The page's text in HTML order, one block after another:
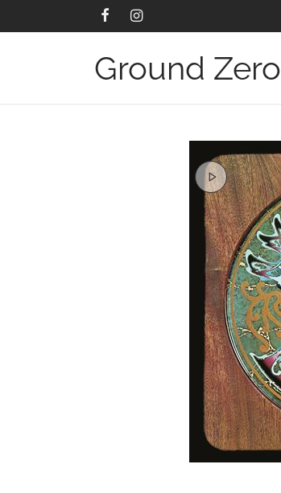
Ground Zero